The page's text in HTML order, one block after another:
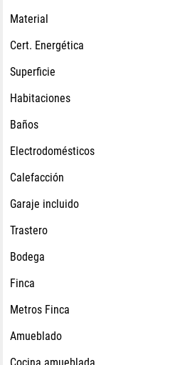
Material
Cert. Energética
Superficie
Habitaciones
Baños
Electrodomésticos
Calefacción
Garaje incluido
Trastero
Bodega
Finca
Metros Finca
Amueblado